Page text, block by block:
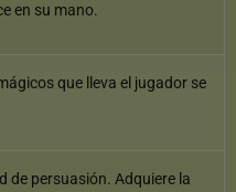
en su mano.
que lleva el jugador se
de persuasión. Adquiere la